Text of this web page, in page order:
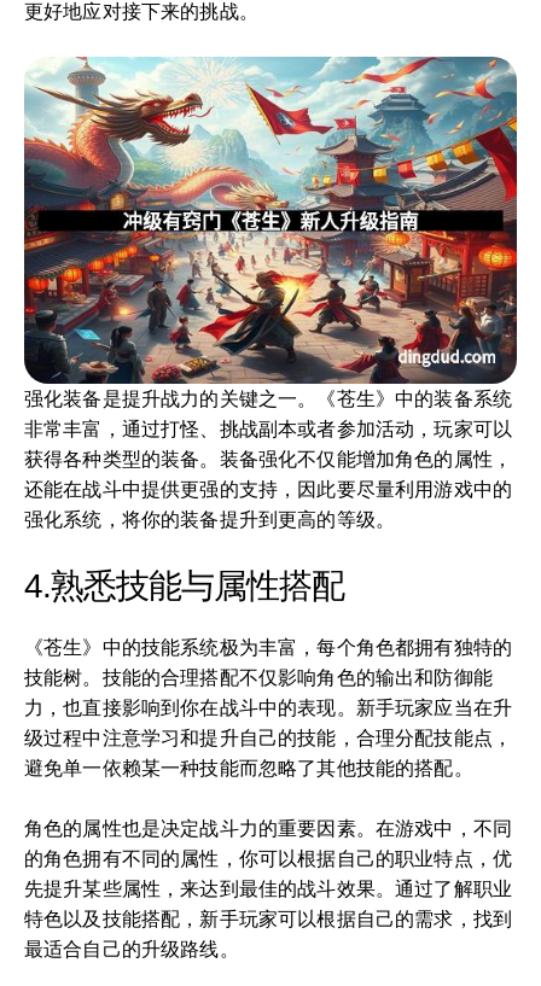
更好地应对接下来的挑战。
强化装备是提升战力的关键之一。《苍生》中的装备系统
非常丰富，通过打怪、挑战副本或者参加活动，玩家可以
获得各种类型的装备。装备强化不仅能增加角色的属性，
还能在战斗中提供更强的支持，因此要尽量利用游戏中的
强化系统，将你的装备提升到更高的等级。
4.熟悉技能与属性搭配
《苍生》中的技能系统极为丰富，每个角色都拥有独特的
技能树。技能的合理搭配不仅影响角色的输出和防御能
力，也直接影响到你在战斗中的表现。新手玩家应当在升
级过程中注意学习和提升自己的技能，合理分配技能点，
避免单一依赖某一种技能而忽略了其他技能的搭配。
角色的属性也是决定战斗力的重要因素。在游戏中，不同
的角色拥有不同的属性，你可以根据自己的职业特点，优
先提升某些属性，来达到最佳的战斗效果。通过了解职业
特色以及技能搭配，新手玩家可以根据自己的需求，找到
最适合自己的升级路线。